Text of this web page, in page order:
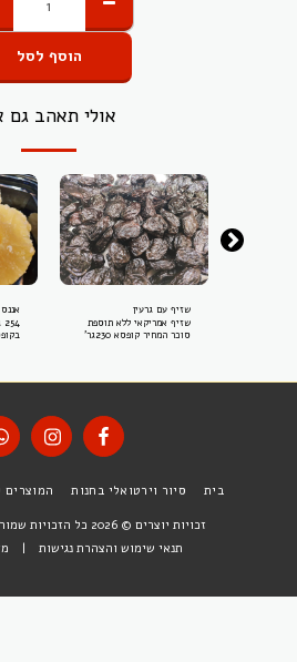
הוסף לסל
אולי תאהב גם
שזיף עם גרעין
שזיף אמריקאי ללא תוספת
סוכר המחיר קופסא 230גר'
בית סיור וירטואלי בחנות המוצרים
זכויות יוצרים © 2026 כל הזכויות שמורות -
תנאי שימוש והצהרת נגישות |